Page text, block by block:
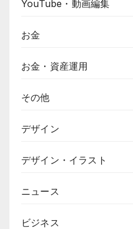
YouTube・動画編集
お金
お金・資産運用
その他
デザイン
デザイン・イラスト
ニュース
ビジネス